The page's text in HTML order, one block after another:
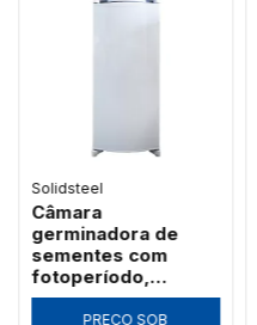
Solidsteel
Câmara
germinadora de
sementes com
fotoperíodo,
umidade e
alternância térmica
PREÇO SOB